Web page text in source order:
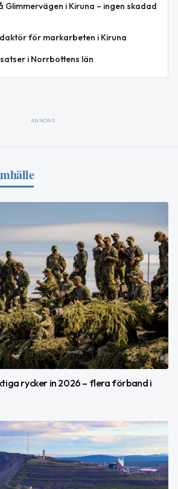
Glimmervägen i Kiruna – ingen skadad
för markarbeten i Kiruna
i Norrbottens län
ANNONS
rycker in 2026 – flera förband i